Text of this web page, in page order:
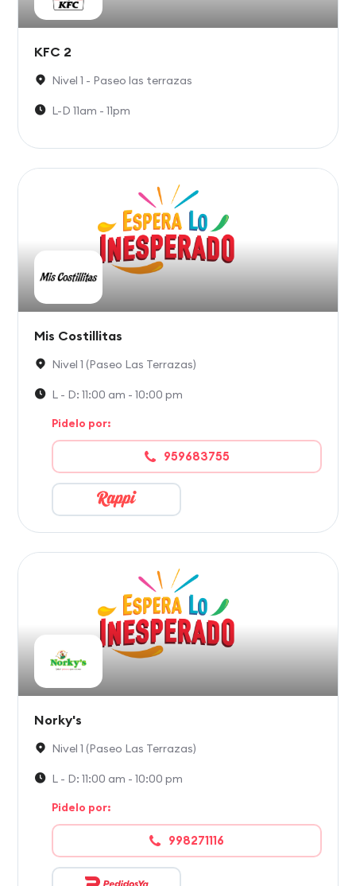
KFC 2
Nivel 1 - Paseo las terrazas
L-D 11am - 11pm
Mis Costillitas
Nivel 1 (Paseo Las Terrazas)
L - D: 11:00 am - 10:00 pm
Pidelo por:
959683755
Norky's
Nivel 1 (Paseo Las Terrazas)
L - D: 11:00 am - 10:00 pm
Pidelo por:
998271116